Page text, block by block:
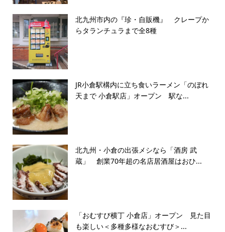
北九州市内の『珍・自販機』 クレープか
らタランチュラまで全8種
JR小倉駅構内に立ち食いラーメン「のぼれ
天まで 小倉駅店」オープン 駅な...
北九州・小倉の出張メシなら「酒房 武
蔵」 創業70年超の名店居酒屋はおひ...
「おむすび横丁 小倉店」オープン 見た目
も楽しい＜多種多様なおむすび＞...